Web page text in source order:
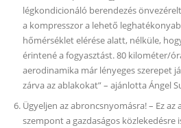
légkondicionáló berendezés
a kompresszor a lehető
hőmérséklet elérése alatt, nélküle,
érintené a fogyasztást. 80 kilométer/
aerodinamika már lényeges szerepet
zárva az ablakokat” – ajánlotta Ángel
Ügyeljen az abroncsnyomásra! – Ez
szempont a gazdaságos közlekedésre